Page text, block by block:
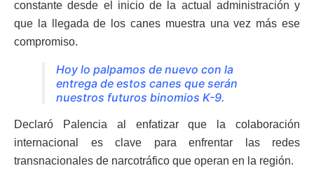
constante desde el inicio de la actual administración y
que la llegada de los canes muestra una vez más ese
compromiso.
Hoy lo palpamos de nuevo con la
entrega de estos canes que serán
nuestros futuros binomios K-9.
Declaró Palencia al enfatizar que la colaboración
internacional es clave para enfrentar las redes
transnacionales de narcotráfico que operan en la región.